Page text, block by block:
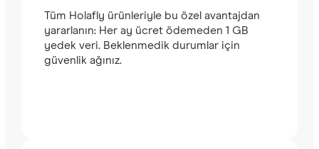
Tüm Holafly ürünleriyle bu özel avantajdan
yararlanın: Her ay ücret ödemeden 1 GB
yedek veri. Beklenmedik durumlar için
güvenlik ağınız.